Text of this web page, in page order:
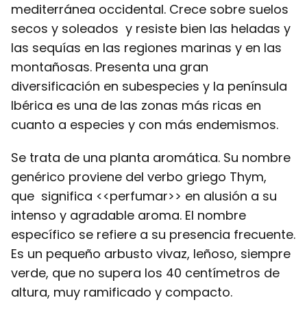
mediterránea occidental. Crece sobre suelos
secos y soleados y resiste bien las heladas y
las sequías en las regiones marinas y en las
montañosas. Presenta una gran
diversificación en subespecies y la península
Ibérica es una de las zonas más ricas en
cuanto a especies y con más endemismos.
Se trata de una planta aromática. Su nombre
genérico proviene del verbo griego Thym,
que significa <<perfumar>> en alusión a su
intenso y agradable aroma. El nombre
específico se refiere a su presencia frecuente.
Es un pequeño arbusto vivaz, leñoso, siempre
verde, que no supera los 40 centímetros de
altura, muy ramificado y compacto.